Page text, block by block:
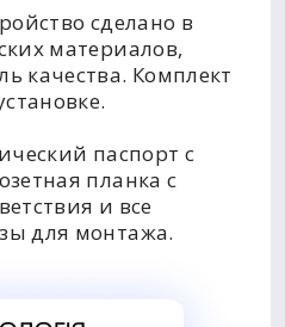
сделано в
материалов,
качества. Комплект
паспорт с
планка с
и все
для монтажа.